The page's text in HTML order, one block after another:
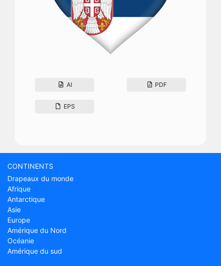
AI PDF
EPS
CONTINENTS
Drapeaux du monde
Afrique
Antarctique
Asie
Europe
Amérique du Nord
Océanie
Amérique du sud